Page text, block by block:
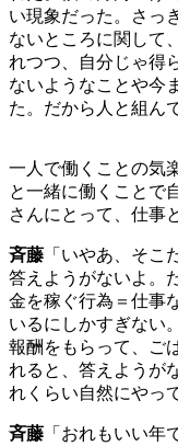
い現象だった。さっ
ないところに関して
れつつ、自分じゃ得
ないようなことや今
た。だから人と組ん
一人で働くことの気
と一緒に働くことで
さんにとって、仕事
斉藤 「いやあ、そこ
答えようがないよ。
金を稼ぐ行為＝仕事
いるにしかすぎない
報酬をもらって、ご
れると、答えようが
れくらい自然にやっ
斉藤 「おれもいい年